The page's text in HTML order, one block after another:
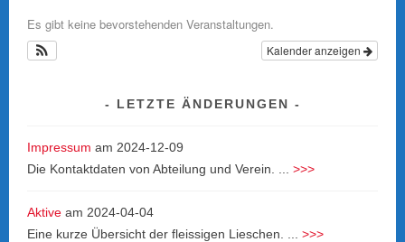
Es gibt keine bevorstehenden Veranstaltungen.
Kalender anzeigen
LETZTE ÄNDERUNGEN
Impressum am 2024-12-09
Die Kontaktdaten von Abteilung und Verein. ...>>>
Aktive am 2024-04-04
Eine kurze Übersicht der fleissigen Lieschen. ...>>>